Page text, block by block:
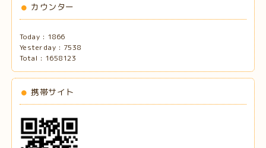
カウンター
Today : 1866
Yesterday : 7538
Total : 1658123
携帯サイト